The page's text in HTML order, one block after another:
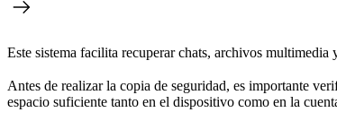
Este sistema facilita recuperar chats, archivos multimedia
Antes de realizar la copia de seguridad, es importante
espacio suficiente tanto en el dispositivo como en la